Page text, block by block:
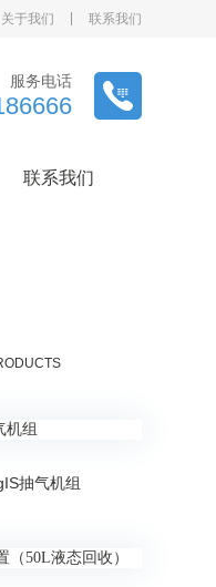
关于我们 联系我们
服务电话
联系我们
抽气机组